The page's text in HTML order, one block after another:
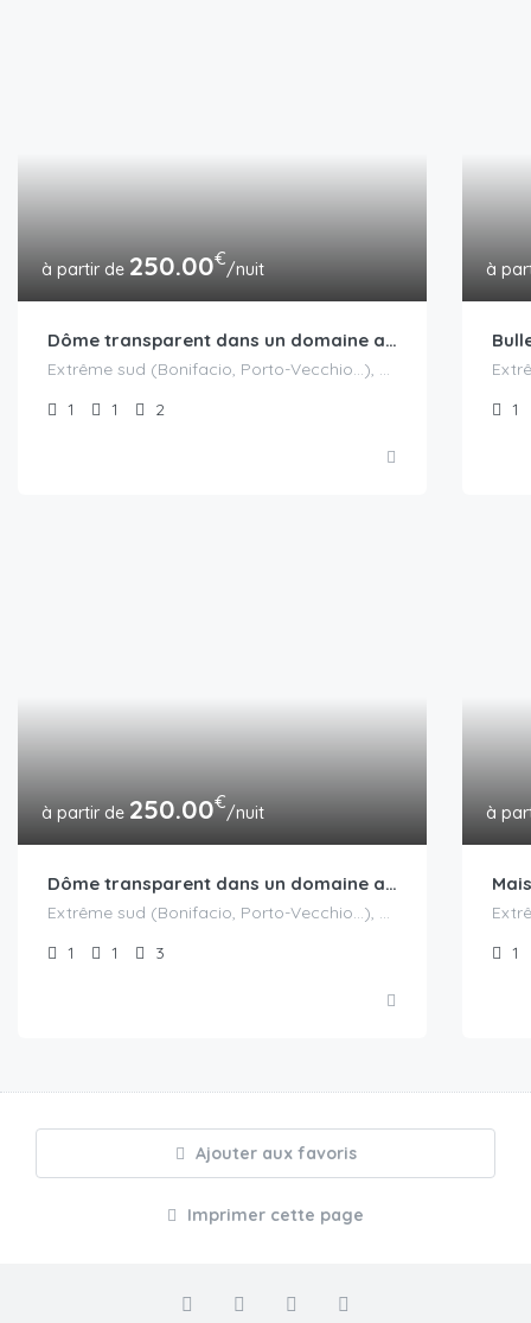
250.00€/nuit
Dôme transparent dans un domaine avec accès piscine en saison
Extrême sud (Bonifacio, Porto-Vecchio...), Porto-Vecchio
1
1 2 1
250.00€/nuit
Dôme transparent dans un domaine avec accès piscine en saison
Extrême sud (Bonifacio, Porto-Vecchio...), Porto-Vecchio
1
1 3 1
Ajouter aux favoris
Imprimer cette page